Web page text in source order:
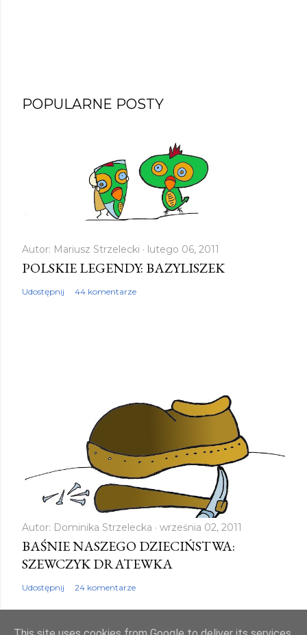
r
k
o
m
POPULARNE POSTY
Autor: Mariusz Strzelecki lutego 06, 2011
POLSKIE LEGENDY: BAZYLISZEK
Udostępnij 44 komentarze
Autor: Dominika Strzelecka września 02, 2011
BAŚNIE NASZEGO DZIECIŃSTWA:
SZEWCZYK DRATEWKA
Udostępnij 24 komentarze